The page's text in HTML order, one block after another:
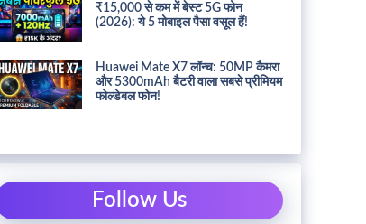
₹15,000 से कम में बेस्ट 5G फोन
(2026): ये 5 मोबाइल पैसा वसूल हैं!
Huawei Mate X7 लॉन्च: 50MP कैमरा
और 5300mAh बैटरी वाला सबसे प्रीमियम
फोल्डेबल फोन!
Follow Us